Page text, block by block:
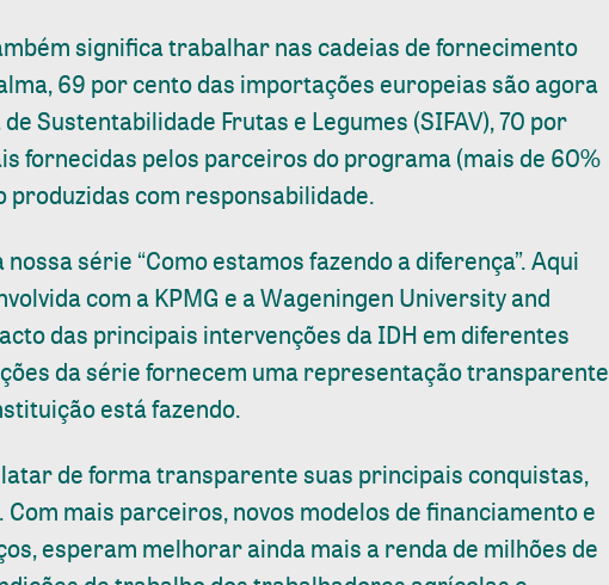
significa trabalhar nas cadeias de fornecimento
69 por cento das importações europeias são agora
Sustentabilidade Frutas e Legumes (SIFAV), 70 por
fornecidas pelos parceiros do programa (mais de 60%
com responsabilidade.
série “Como estamos fazendo a diferença”. Aqui
com a KPMG e a Wageningen University and
das principais intervenções da IDH em diferentes
da série fornecem uma representação transparente
está fazendo.
de forma transparente suas principais conquistas,
mais parceiros, novos modelos de financiamento e
esperam melhorar ainda mais a renda de milhões de